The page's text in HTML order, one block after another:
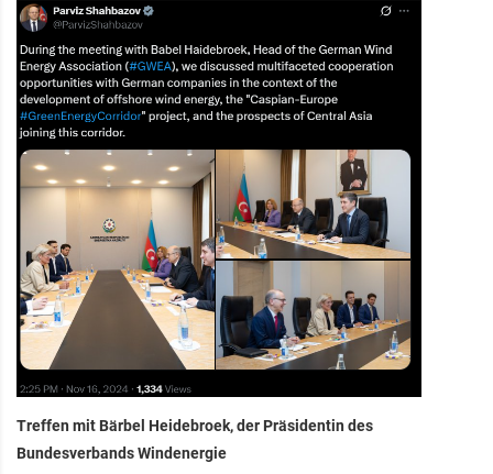
Treffen mit Bärbel Heidebroek, der Präsidentin des
Bundesverbands Windenergie